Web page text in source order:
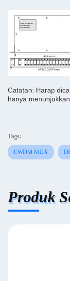
Catatan: Harap
hanya
Tags:
CWDM MUX
Produk